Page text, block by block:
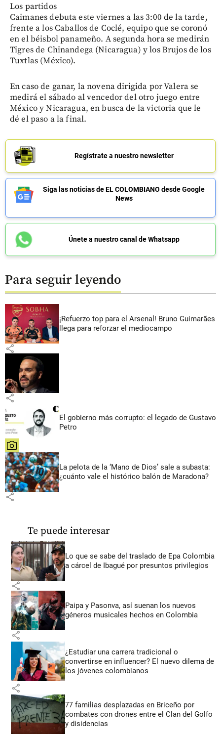
Los partidos
Caimanes debuta este viernes a las 3:00 de la tarde,
frente a los Caballos de Coclé, equipo que se coronó
en el béisbol panameño. A segunda hora se medirán
Tigres de Chinandega (Nicaragua) y los Brujos de los
Tuxtlas (México).
En caso de ganar, la novena dirigida por Valera se
medirá el sábado al vencedor del otro juego entre
México y Nicaragua, en busca de la victoria que le
dé el paso a la final.
Regístrate a nuestro newsletter
Siga las noticias de EL COLOMBIANO desde Google
News
Únete a nuestro canal de Whatsapp
Para seguir leyendo
¡Refuerzo top para el Arsenal! Bruno Guimarães
llega para reforzar el mediocampo
share
share
El gobierno más corrupto: el legado de Gustavo
Petro
share
La pelota de la ‘Mano de Dios’ sale a subasta:
¿cuánto vale el histórico balón de Maradona?
share
Te puede interesar
Lo que se sabe del traslado de Epa Colombia
a cárcel de Ibagué por presuntos privilegios
share
Paipa y Pasonva, así suenan los nuevos
géneros musicales hechos en Colombia
share
¿Estudiar una carrera tradicional o
convertirse en influencer? El nuevo dilema de
los jóvenes colombianos
share
77 familias desplazadas en Briceño por
combates con drones entre el Clan del Golfo
y disidencias